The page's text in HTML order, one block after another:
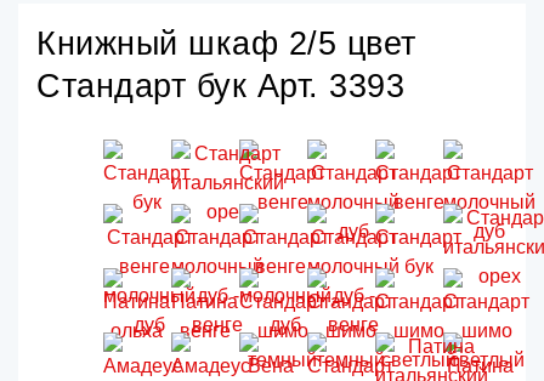
Книжный шкаф 2/5 цвет
Стандарт бук Арт. 3393